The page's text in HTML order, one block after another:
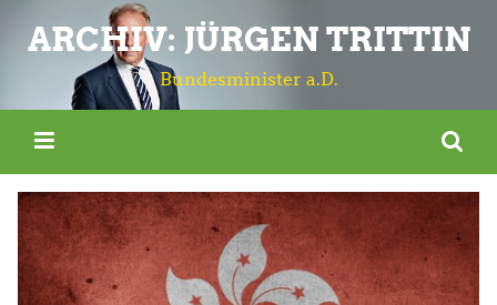
ARCHIV: JÜRGEN TRITTIN
Bundesminister a.D.